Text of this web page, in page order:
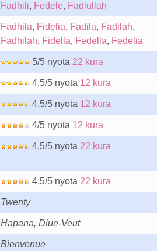
Fadhili, Fedele, Fadlullah
Fadhila, Fidelia, Fadila, Fadilah,
Fadhilah, Fidella, Fedella, Fedelia
5/5 nyota 22 kura
4.5/5 nyota 12 kura
4.5/5 nyota 12 kura
4/5 nyota 12 kura
4.5/5 nyota 22 kura
4.5/5 nyota 22 kura
Twenty
Hapana, Diue-Veut
Bienvenue